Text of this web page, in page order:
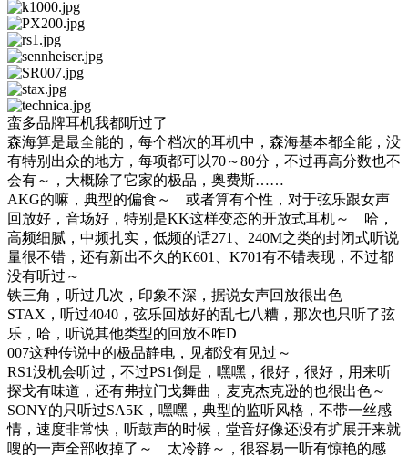
蛮多品牌耳机我都听过了
森海算是最全能的，每个档次的耳机中，森海基本都全能，没
有特别出众的地方，每项都可以70～80分，不过再高分数也不
会有～，大概除了它家的极品，奥费斯……
AKG的嘛，典型的偏食～ 或者算有个性，对于弦乐跟女声
回放好，音场好，特别是KK这样变态的开放式耳机～ 哈，
高频细腻，中频扎实，低频的话271、240M之类的封闭式听说
量很不错，还有新出不久的K601、K701有不错表现，不过都
没有听过～
铁三角，听过几次，印象不深，据说女声回放很出色
STAX，听过4040，弦乐回放好的乱七八糟，那次也只听了弦
乐，哈，听说其他类型的回放不咋D
007这种传说中的极品静电，见都没有见过～
RS1没机会听过，不过PS1倒是，嘿嘿，很好，很好，用来听
探戈有味道，还有弗拉门戈舞曲，麦克杰克逊的也很出色～
SONY的只听过SA5K，嘿嘿，典型的监听风格，不带一丝感
情，速度非常快，听鼓声的时候，堂音好像还没有扩展开来就
嗖的一声全部收掉了～ 太冷静～，很容易一听有惊艳的感